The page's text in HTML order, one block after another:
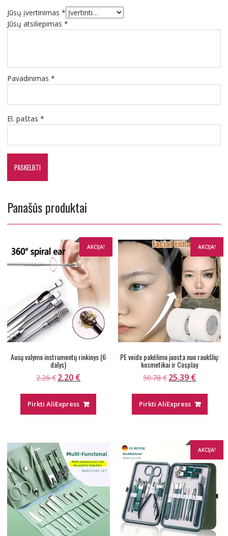
Jūsų įvertinimas *
Jūsų atsiliepimas *
Pavadinimas *
El. paštas *
Panašūs produktai
AKCIJA!
Ausų valymo instrumentų rinkinys (6
dalys)
2.26€ Original
2.26 €.
2.20 €Current
2.20 €.
Pirkti AliExpress
AKCIJA!
PE veido pakėlimo juosta nuo raukšlių:
kosmetikai ir Cosplay
50.78€ Original
50.78 €.
25.39 €Current
25.39 €.
Pirkti AliExpress
AKCIJA!